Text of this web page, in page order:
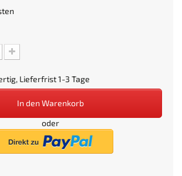
Lieferfrist 1-3 Tage
In den Warenkorb
oder